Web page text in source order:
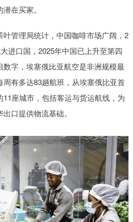
在买家。
管理局统计，中国咖啡市场广阔，2
进口国，2025年中国已上升至第四
字，埃塞俄比亚航空是非洲规模最
有多达83趟航班，从‌埃塞俄比亚首
座城市，包括客运与货运航线，为
口提供物流基础。